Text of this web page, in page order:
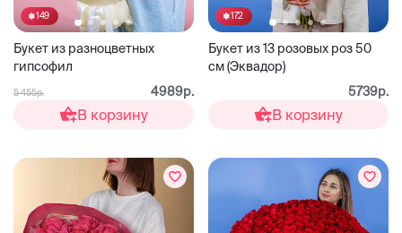
149
Букет из разноцветных
гипсофил
5 455р. 4989р.
В корзину
172
Букет из 13 розовых роз 50
см (Эквадор)
5739р.
В корзину